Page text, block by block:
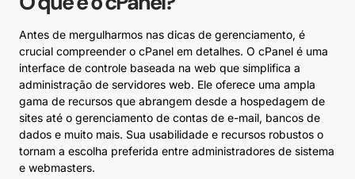
Antes de mergulharmos nas dicas de gerenciamento, é
crucial compreender o cPanel em detalhes. O cPanel é uma
interface de controle baseada na web que simplifica a
administração de servidores web. Ele oferece uma ampla
gama de recursos que abrangem desde a hospedagem de
sites até o gerenciamento de contas de e-mail, bancos de
dados e muito mais. Sua usabilidade e recursos robustos o
tornam a escolha preferida entre administradores de sistema
e webmasters.